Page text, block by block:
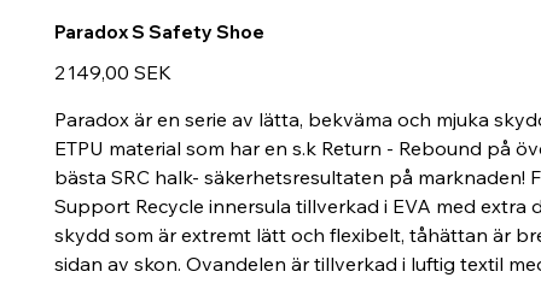
Paradox S Safety Shoe
Prix
2 149,00 SEK
Paradox är en serie av lätta, bekväma och mjuka
ETPU material som har en s.k Return - Rebound på
bästa SRC halk- säkerhetsresultaten på
Support Recycle innersula tillverkad i EVA med
skydd som är extremt lätt och flexibelt, tåhättan är
sidan av skon. Ovandelen är tillverkad i luftig textil